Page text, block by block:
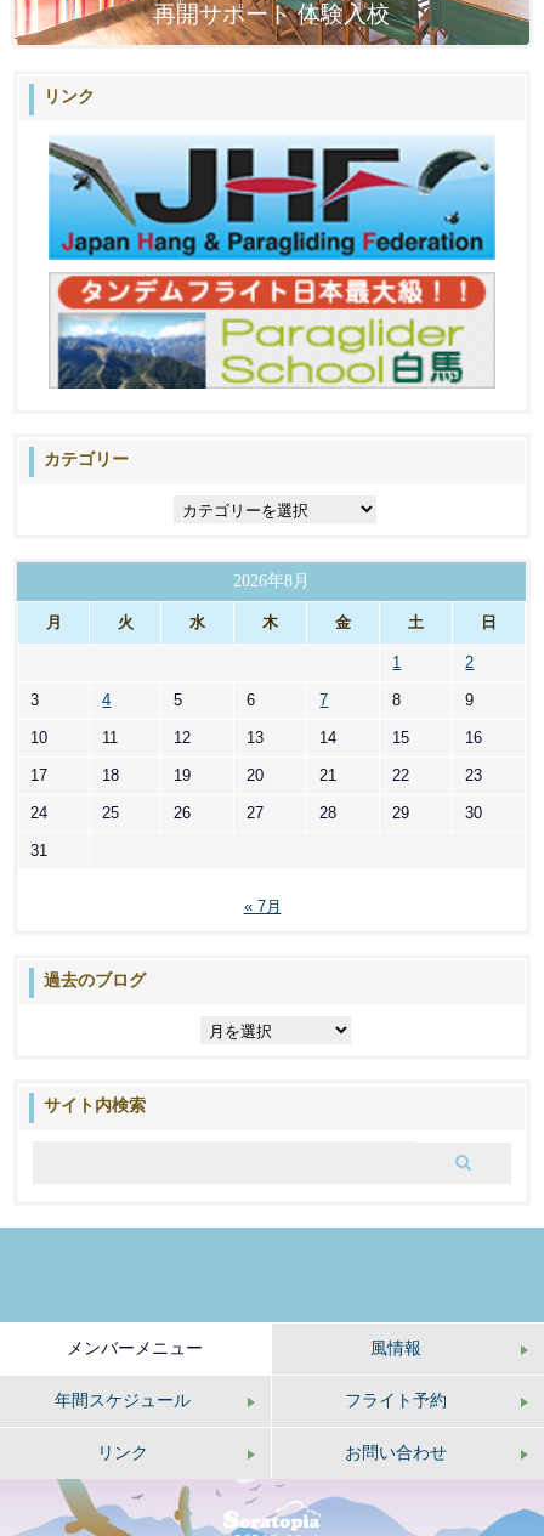
再開サポート 体験入校
リンク
カテゴリー
ー
2026年8月
月 火 水 木 金 土 日
1 2
3 4 5 6 7 8 9
10 11 12 13 14 15 16
17 18 19 20 21 22 23
24 25 26 27 28 29 30
31
« 7月
過去のブログ
サイト内検索
メンバーメニュー 風情報
年間スケジュール フライト予約
リンク お問い合わせ